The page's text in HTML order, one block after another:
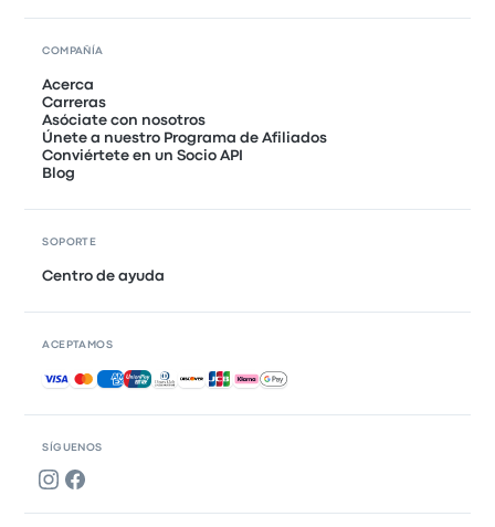
SÍGUENOS
COMPAÑÍA
Acerca
Carreras
Asóciate con nosotros
Únete a nuestro Programa de Afiliados
Conviértete en un Socio API
Blog
SOPORTE
Centro de ayuda
ACEPTAMOS
Pagos aceptados